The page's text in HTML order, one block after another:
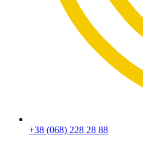
+38 (068) 228 28 88